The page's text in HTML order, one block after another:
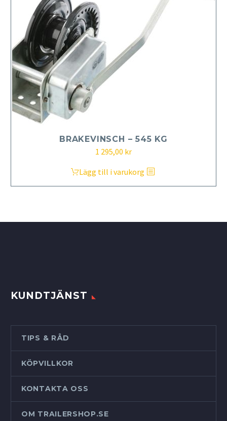
BRAKEVINSCH – 545 KG
1 295,00 kr
Lägg till i varukorg
KUNDTJÄNST
TIPS & RÅD
KÖPVILLKOR
KONTAKTA OSS
OM TRAILERSHOP.SE